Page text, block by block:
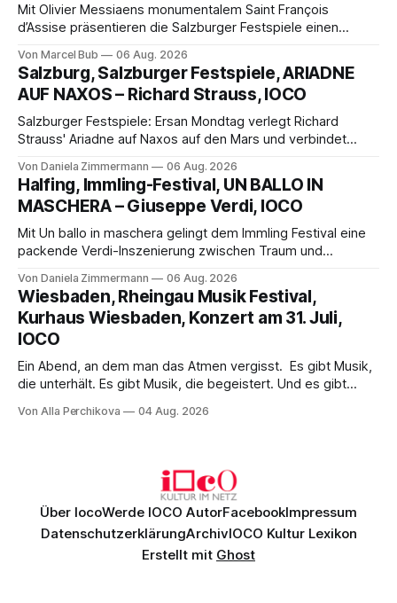
Mit Olivier Messiaens monumentalem Saint François
d’Assise präsentieren die Salzburger Festspiele einen
eine bildgewaltige Inszenierung, Maxime Pascal entfaltet
die komplexe Partitur eindrucksvoll, Philippe Sly berührt als
Franziskus.
Von Marcel Bub 06 Aug. 2026
Salzburg, Salzburger Festspiele, ARIADNE
AUF NAXOS – Richard Strauss, IOCO
Salzburger Festspiele: Ersan Mondtag verlegt Richard
Strauss' Ariadne auf Naxos auf den Mars und verbindet
Aufführung mit starken Solisten und den Wiener
Philharmonikern, szenisch bleibt der zweite Akt jedoch
hinter den Erwartungen zurück.
Von Daniela Zimmermann 06 Aug. 2026
Halfing, Immling-Festival, UN BALLO IN
MASCHERA – Giuseppe Verdi, IOCO
Mit Un ballo in maschera gelingt dem Immling Festival eine
packende Verdi-Inszenierung zwischen Traum und
psychologische Tiefe mit starken Bildern, getragen von
einem spielfreudigen Ensemble und einer musikalisch
überzeugenden Gesamtleistung.
Von Daniela Zimmermann 06 Aug. 2026
Wiesbaden, Rheingau Musik Festival,
Kurhaus Wiesbaden, Konzert am 31. Juli,
IOCO
Ein Abend, an dem man das Atmen vergisst. Es gibt Musik,
die unterhält. Es gibt Musik, die begeistert. Und es gibt
Genau so war der Abend im Kurhaus Wiesbaden, an dem
Von Alla Perchikova 04 Aug. 2026
Über IocoWerde IOCO AutorFacebookImpressum
DatenschutzerklärungArchivIOCO Kultur Lexikon
Erstellt mit Ghost